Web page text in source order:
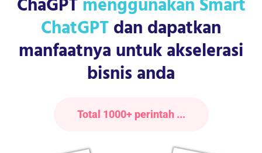
ChaGPTmenggunakan Smart
ChatGPTdan dapatkan
manfaatnya untuk akselerasi
bisnis anda
Total 1000+ perintah ...